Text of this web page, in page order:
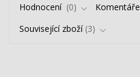
Hodnocení
0 Komentáře
Související zboží 3